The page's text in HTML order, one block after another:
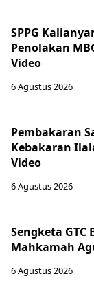
SPPG
Penolakan
Video
6 Agustus 2026
Pembakaran
Kebakaran
Video
6 Agustus 2026
Sengketa GTC
Mahkamah
6 Agustus 2026